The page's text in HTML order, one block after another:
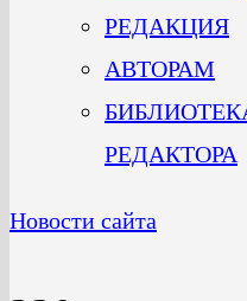
РЕДАКЦИЯ
АВТОРАМ
РЕДАКТОРА
Новости сайта